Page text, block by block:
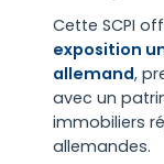
Cette SCPI
exposition
allemand,
avec un
immobiliers
allemandes.